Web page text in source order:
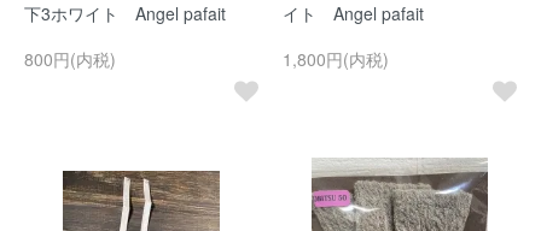
下3ホワイト Angel pafait
800円(内税)
イト Angel pafait
1,800円(内税)